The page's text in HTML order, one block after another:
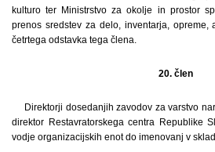
kulturo ter Ministrstvo za okolje in prostor
prenos sredstev za delo, inventarja,
četrtega odstavka tega člena.
20. člen
Direktorji dosedanjih zavodov za varstvo
direktor Restavratorskega centra Republike
vodje organizacijskih enot do imenovanj v